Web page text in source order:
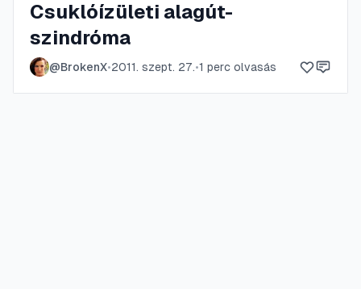
Csuklóízületi alagút-
szindróma
@BrokenX•2011. szept. 27.•1 perc olvasás